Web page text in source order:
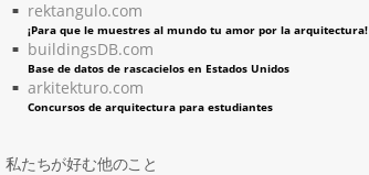
rektangulo.com
¡Para que le muestres al mundo tu amor por la arquitectura!
buildingsDB.com
Base de datos de rascacielos en Estados Unidos
arkitekturo.com
Concursos de arquitectura para estudiantes
私たちが好む他のこと